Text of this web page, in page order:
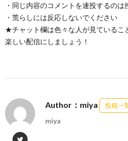
・同じ内容のコメントを連投するのは
・荒らしには反応しないでください
★チャット欄は色々な人が見ているこ
楽しい配信にしましょう！
Author：miya 投稿一
miya